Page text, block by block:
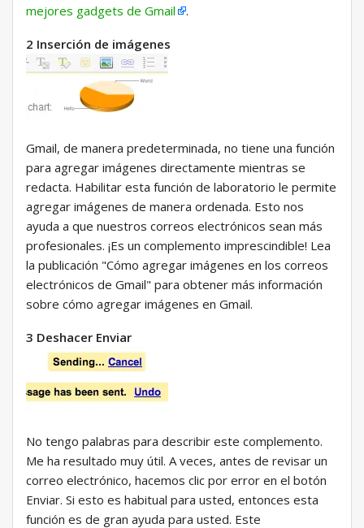
mejores gadgets de Gmail
.
2 Inserción de imágenes
Gmail, de manera predeterminada, no tiene una función
para agregar imágenes directamente mientras se
redacta. Habilitar esta función de laboratorio le permite
agregar imágenes de manera ordenada. Esto nos
ayuda a que nuestros correos electrónicos sean más
profesionales. ¡Es un complemento imprescindible! Lea
la publicación "Cómo agregar imágenes en los correos
electrónicos de Gmail" para obtener más información
sobre cómo agregar imágenes en Gmail.
3 Deshacer Enviar
No tengo palabras para describir este complemento.
Me ha resultado muy útil. A veces, antes de revisar un
correo electrónico, hacemos clic por error en el botón
Enviar. Si esto es habitual para usted, entonces esta
función es de gran ayuda para usted. Este